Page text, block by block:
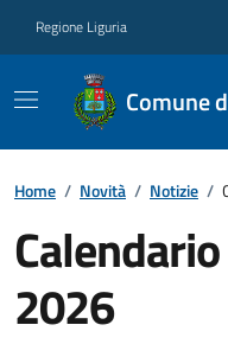
Regione Liguria
Comune
Home / Novità / Notizie /
2026